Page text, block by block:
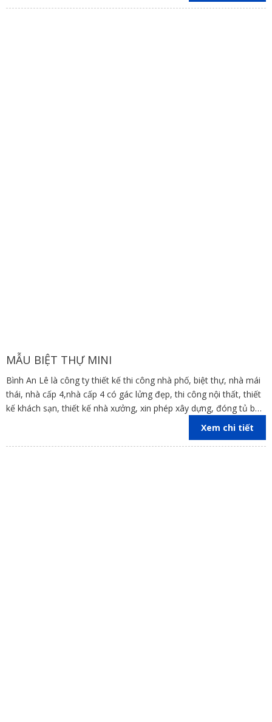
MẪU BIỆT THỰ MINI
Bình An Lê là công ty thiết kế thi công nhà phố, biệt thự, nhà mái
thái, nhà cấp 4,nhà cấp 4 có gác lửng đẹp, thi công nội thất, thiết
kế khách sạn, thiết kế nhà xưởng, xin phép xây dựng, đóng tủ bếp
trên địa bàn các tỉnh Đồng Nai, Bình Dương, TP Hồ Chí Minh,
Xem chi tiết